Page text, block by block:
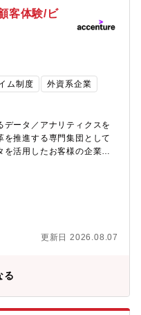
）導入支援■お客様の
が入ってきて、出すとこ
ポイント】■将来の物流・
改革を企画・実行いただ
ジションです。■アクセン
により、最新のテクノロ
る環境です。
客体験/ビ
ム制度
外資系企業
データ／アナリティクスを
推進する専門集団として
活用したお客様の企業変
業界のコンサルタントと
一貫した支援を行いま
、データやAIを活用した多
ネス構築、サービス見直
クト推進■データ駆動型経
戦略立案から実行まで一
プロジェクト事例】■顧客デ
マーケティング、商品開発
製造業、食品メーカー、金
更新日 2026.08.07
る